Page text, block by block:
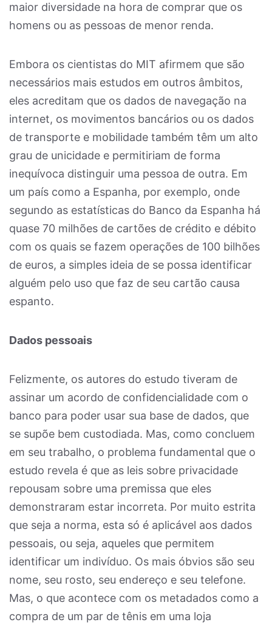
maior diversidade na hora de comprar que os
homens ou as pessoas de menor renda.
Embora os cientistas do MIT afirmem que são
necessários mais estudos em outros âmbitos,
eles acreditam que os dados de navegação na
internet, os movimentos bancários ou os dados
de transporte e mobilidade também têm um alto
grau de unicidade e permitiriam de forma
inequívoca distinguir uma pessoa de outra. Em
um país como a Espanha, por exemplo, onde
segundo as estatísticas do Banco da Espanha há
quase 70 milhões de cartões de crédito e débito
com os quais se fazem operações de 100 bilhões
de euros, a simples ideia de se possa identificar
alguém pelo uso que faz de seu cartão causa
espanto.
Dados pessoais
Felizmente, os autores do estudo tiveram de
assinar um acordo de confidencialidade com o
banco para poder usar sua base de dados, que
se supõe bem custodiada. Mas, como concluem
em seu trabalho, o problema fundamental que o
estudo revela é que as leis sobre privacidade
repousam sobre uma premissa que eles
demonstraram estar incorreta. Por muito estrita
que seja a norma, esta só é aplicável aos dados
pessoais, ou seja, aqueles que permitem
identificar um indivíduo. Os mais óbvios são seu
nome, seu rosto, seu endereço e seu telefone.
Mas, o que acontece com os metadados como a
compra de um par de tênis em uma loja